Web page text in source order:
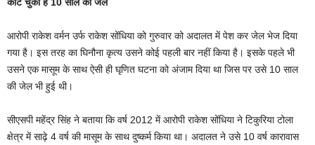
आरोपी राकेश वर्मन उर्फ राकेश सोंधिया को गुरुवार को अदालत में पेश कर जेल भेज दिया
गया है। इस तरह का घिनौना कृत्य उसने कोई पहली बार नहीं किया है। इसके पहले भी
उसने एक मासूम के साथ ऐसी ही घृणित घटना को अंजाम दिया था जिस पर उसे 10 साल
की जेल भी हुई थी।
सीएसपी महेंद्र सिंह ने बताया कि वर्ष 2012 में आरोपी राकेश सोंधिया ने टिकुरिया टोला
क्षेत्र में साढ़े 4 वर्ष की मासूम के साथ दुष्कर्म किया था। अदालत ने उसे 10 वर्ष कारावास